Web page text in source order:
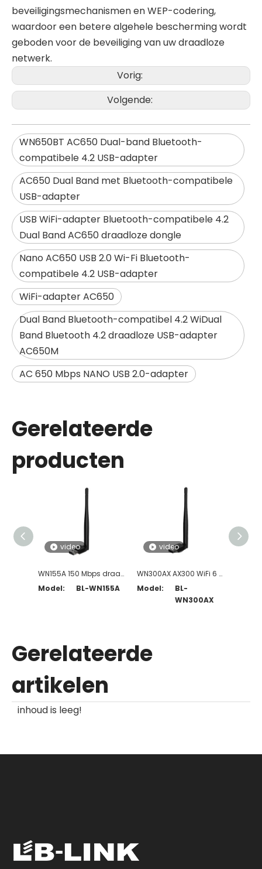
beveiligingsmechanismen en WEP-codering,
waardoor een betere algehele bescherming wordt
geboden voor de beveiliging van uw draadloze
netwerk.
Vorig:
Volgende:
WN650BT AC650 Dual-band Bluetooth-
compatibele 4.2 USB-adapter
AC650 Dual Band met Bluetooth-compatibele
USB-adapter
USB WiFi-adapter Bluetooth-compatibele 4.2
Dual Band AC650 draadloze dongle
Nano AC650 USB 2.0 Wi-Fi Bluetooth-
compatibele 4.2 USB-adapter
WiFi-adapter AC650
Dual Band Bluetooth-compatibel 4.2 WiDual
Band Bluetooth 4.2 draadloze USB-adapter
AC650M
AC 650 Mbps NANO USB 2.0-adapter
Gerelateerde
producten
video
WN155A 150 Mbps draadloze USB-adapter met hoge versterking
Model:
BL-WN155A
video
WN300AX AX300 WiFi 6 USB-adapter met antenne met hoge versterking
Model:
BL-
WN300AX
Gerelateerde
artikelen
inhoud is leeg!